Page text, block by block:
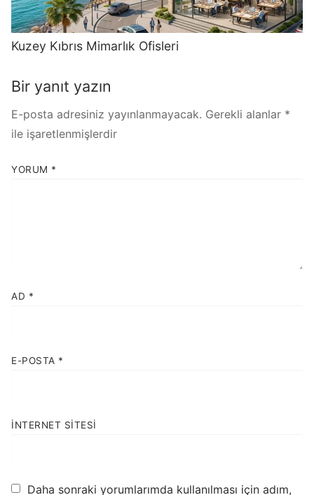
Kuzey Kıbrıs Mimarlık Ofisleri
Bir yanıt yazın
E-posta adresiniz yayınlanmayacak. Gerekli alanlar *
ile işaretlenmişlerdir
YORUM *
AD *
E-POSTA *
İNTERNET SITESI
Daha sonraki yorumlarımda kullanılması için adım,